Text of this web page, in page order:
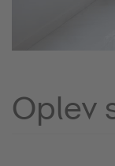
Oplev